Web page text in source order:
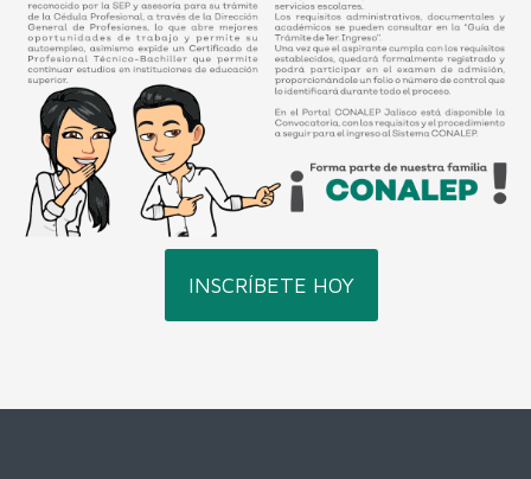
Soporte y Mantenimiento de Equipo de Cómputo
Microelectrónica y Semiconductores
INSCRÍBETE HOY